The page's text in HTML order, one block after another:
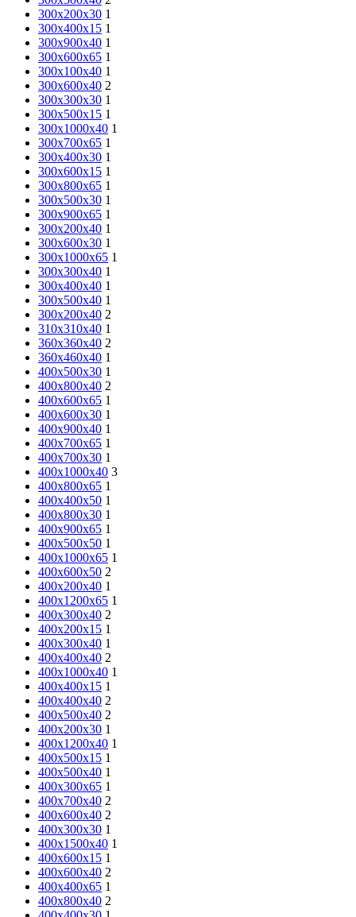
300х200х30 1
300х400х15 1
300x900x40 1
300х600х65 1
300х100х40 1
300х600х40 2
300х300х30 1
300х500х15 1
300x1000x40 1
300х700х65 1
300х400х30 1
300х600х15 1
300х800х65 1
300х500х30 1
300х900х65 1
300x200x40 1
300х600х30 1
300х1000х65 1
300x300x40 1
300x400x40 1
300x500x40 1
300х200х40 2
310х310х40 1
360х360х40 2
360х460х40 1
400х500х30 1
400x800x40 2
400х600х65 1
400х600х30 1
400x900x40 1
400х700х65 1
400х700х30 1
400x1000x40 3
400х800х65 1
400x400x50 1
400х800х30 1
400х900х65 1
400x500x50 1
400х1000х65 1
400x600x50 2
400x200x40 1
400х1200х65 1
400х300х40 2
400х200х15 1
400x300x40 1
400х400х40 2
400х1000х40 1
400х400х15 1
400x400x40 2
400х500х40 2
400х200х30 1
400x1200x40 1
400х500х15 1
400x500x40 1
400х300х65 1
400х700х40 2
400х600х40 2
400х300х30 1
400x1500x40 1
400х600х15 1
400x600x40 2
400х400х65 1
400х800х40 2